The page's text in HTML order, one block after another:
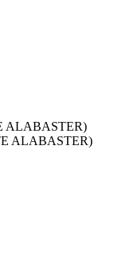
ALABASTER)
ALABASTER)